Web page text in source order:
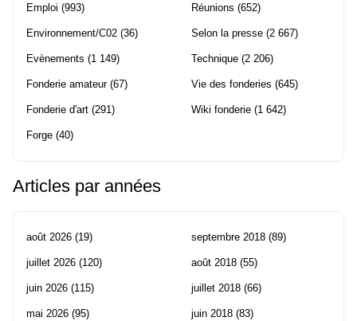
Emploi (993)
Environnement/C02 (36)
Evènements (1 149)
Fonderie amateur(67)
Fonderie d'art (291)
Forge (40)
Réunions (652)
Selon la presse (2 667)
Technique (2 206)
Vie des fonderies (645)
Wiki fonderie (1 642)
Articles par années
août 2026 (19)
juillet 2026 (120)
juin 2026 (115)
mai 2026 (95)
septembre 2018 (89)
août 2018 (55)
juillet 2018 (66)
juin 2018 (83)